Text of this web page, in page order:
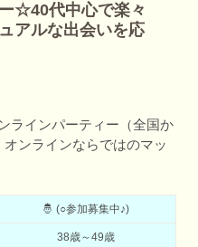
☆40代中心で楽々
アルな出会いを応
ラインパーティー（全国か
ンラインならではのマッ
🤴 (○参加募集中♪)
38歳～49歳